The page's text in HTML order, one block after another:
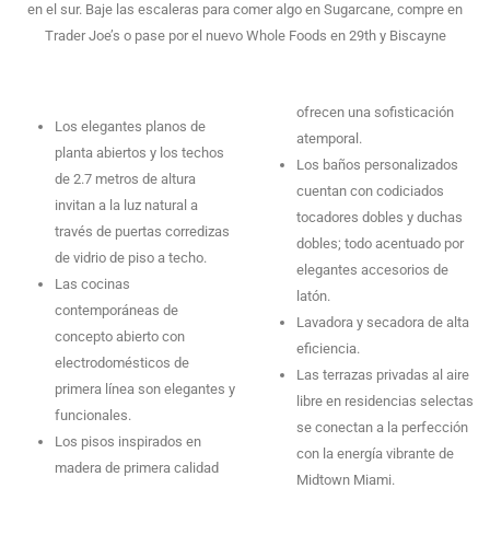
en el sur. Baje las escaleras para comer algo en Sugarcane, compre en
Trader Joe’s o pase por el nuevo Whole Foods en 29th y Biscayne
Los elegantes planos de
planta abiertos y los techos
de 2.7 metros de altura
invitan a la luz natural a
través de puertas corredizas
de vidrio de piso a techo.
Las cocinas
contemporáneas de
concepto abierto con
electrodomésticos de
primera línea son elegantes y
funcionales.
Los pisos inspirados en
madera de primera calidad
ofrecen una sofisticación
atemporal.
Los baños personalizados
cuentan con codiciados
tocadores dobles y duchas
dobles; todo acentuado por
elegantes accesorios de
latón.
Lavadora y secadora de alta
eficiencia.
Las terrazas privadas al aire
libre en residencias selectas
se conectan a la perfección
con la energía vibrante de
Midtown Miami.